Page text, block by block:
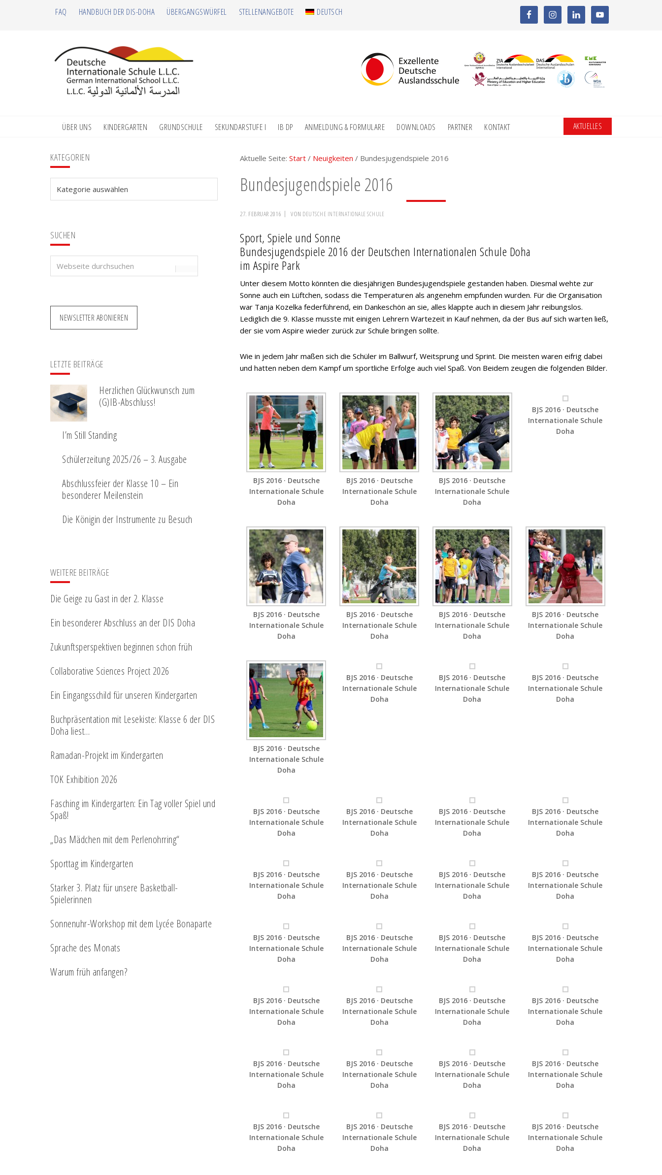
FAQ HANDBUCH DER DIS-DOHA ÜBERGANGSWÜRFEL STELLENANGEBOTE DEUTSCH
ÜBER UNS KINDERGARTEN GRUNDSCHULE SEKUNDARSTUFE I IB DP ANMELDUNG & FORMULARE DOWNLOADS PARTNER KONTAKT AKTUELLES
Aktuelle Seite: Start / Neuigkeiten / Bundesjugendspiele 2016
Bundesjugendspiele 2016
27. FEBRUAR 2016 VON DEUTSCHE INTERNATIONALE SCHULE
Sport, Spiele und Sonne
Bundesjugendspiele 2016 der Deutschen Internationalen Schule Doha
im Aspire Park
Unter diesem Motto könnten die diesjährigen Bundesjugendspiele gestanden haben. Diesmal wehte zur
Sonne auch ein Lüftchen, sodass die Temperaturen als angenehm empfunden wurden. Für die Organisation
war Tanja Kozelka federführend, ein Dankeschön an sie, alles klappte auch in diesem Jahr reibungslos.
Lediglich die 9. Klasse musste mit einigen Lehrern Wartezeit in Kauf nehmen, da der Bus auf sich warten ließ,
der sie vom Aspire wieder zurück zur Schule bringen sollte.
Wie in jedem Jahr maßen sich die Schüler im Ballwurf, Weitsprung und Sprint. Die meisten waren eifrig dabei
und hatten neben dem Kampf um sportliche Erfolge auch viel Spaß. Von Beidem zeugen die folgenden Bilder.
BJS 2016 · Deutsche
Internationale Schule
Doha
BJS 2016 · Deutsche
Internationale Schule
Doha
BJS 2016 · Deutsche
Internationale Schule
Doha
BJS 2016 · Deutsche
Internationale Schule
Doha
BJS 2016 · Deutsche
Internationale Schule
Doha
BJS 2016 · Deutsche
Internationale Schule
Doha
BJS 2016 · Deutsche
Internationale Schule
Doha
BJS 2016 · Deutsche
Internationale Schule
Doha
BJS 2016 · Deutsche
Internationale Schule
Doha
BJS 2016 · Deutsche
Internationale Schule
Doha
BJS 2016 · Deutsche
Internationale Schule
Doha
BJS 2016 · Deutsche
Internationale Schule
Doha
BJS 2016 · Deutsche
Internationale Schule
Doha
BJS 2016 · Deutsche
Internationale Schule
Doha
BJS 2016 · Deutsche
Internationale Schule
Doha
BJS 2016 · Deutsche
Internationale Schule
Doha
BJS 2016 · Deutsche
Internationale Schule
Doha
BJS 2016 · Deutsche
Internationale Schule
Doha
BJS 2016 · Deutsche
Internationale Schule
Doha
BJS 2016 · Deutsche
Internationale Schule
Doha
BJS 2016 · Deutsche
Internationale Schule
Doha
BJS 2016 · Deutsche
Internationale Schule
Doha
BJS 2016 · Deutsche
Internationale Schule
Doha
BJS 2016 · Deutsche
Internationale Schule
Doha
BJS 2016 · Deutsche
Internationale Schule
Doha
BJS 2016 · Deutsche
Internationale Schule
Doha
BJS 2016 · Deutsche
Internationale Schule
Doha
BJS 2016 · Deutsche
Internationale Schule
Doha
BJS 2016 · Deutsche
Internationale Schule
Doha
BJS 2016 · Deutsche
Internationale Schule
Doha
BJS 2016 · Deutsche
Internationale Schule
Doha
BJS 2016 · Deutsche
Internationale Schule
Doha
BJS 2016 · Deutsche
Internationale Schule
Doha
BJS 2016 · Deutsche
Internationale Schule
Doha
BJS 2016 · Deutsche
Internationale Schule
Doha
BJS 2016 · Deutsche
Internationale Schule
Doha
Seitenspalte
KATEGORIEN
SUCHEN
Webseite
NEWSLETTER ABONIEREN
LETZTE BEITRÄGE
Herzlichen Glückwunsch zum
(G)IB-Abschluss!
I’m Still Standing
Schülerzeitung 2025/26 – 3. Ausgabe
Abschlussfeier der Klasse 10 – Ein
besonderer Meilenstein
Die Königin der Instrumente zu Besuch
WEITERE BEITRÄGE
Die Geige zu Gast in der 2. Klasse
Ein besonderer Abschluss an der DIS Doha
Zukunftsperspektiven beginnen schon früh
Collaborative Sciences Project 2026
Ein Eingangsschild für unseren Kindergarten
Buchpräsentation mit Lesekiste: Klasse 6 der DIS
Doha liest…
Ramadan-Projekt im Kindergarten
TOK Exhibition 2026
Fasching im Kindergarten: Ein Tag voller Spiel und
Spaß!
„Das Mädchen mit dem Perlenohrring“
Sporttag im Kindergarten
Starker 3. Platz für unsere Basketball-
Spielerinnen
Sonnenuhr-Workshop mit dem Lycée Bonaparte
Sprache des Monats
Warum früh anfangen?